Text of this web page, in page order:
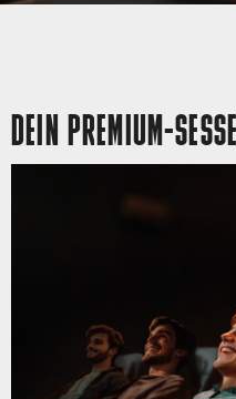
DEIN PREMIUM-